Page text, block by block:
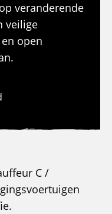
veranderende
veilige
open
C /